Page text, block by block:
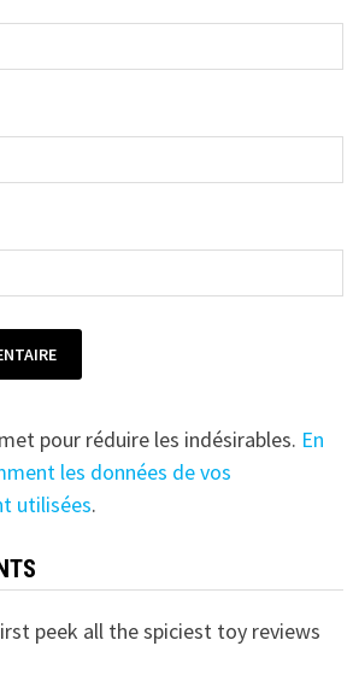
pour réduire les indésirables. En
les données de vos
utilisées.
peek all the spiciest toy reviews